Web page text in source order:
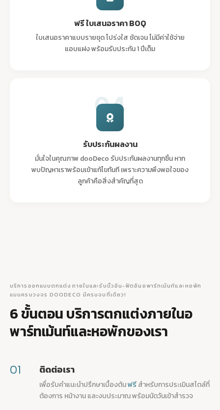
ฟรี ใบเสนอราคา BOQ
ใบเสนอราคาแบบรายชุด โปร่งใส ชัดเจน ไม่มีค่าใช้จ่าย
แอบแฝง พร้อมรับประกัน 1 ปีเต็ม
04
รับประกันผลงาน
มั่นใจในคุณภาพ dooDeco รับประกันผลงานทุกชิ้น หาก
พบปัญหาเราพร้อมเข้าแก้ไขทันที เพราะความพึงพอใจของ
ลูกค้าคือสิ่งสำคัญที่สุด
บริการออกแบบตกแต่งภายในและรับบิ้วอิน-ฟิตอินอพาร์ทเม้นท์และหอพัก
แบบครบวงจร DOODECO มีครบจบที่เดียว!
6 ขั้นตอน บริการตกแต่งภายในอ
พาร์ทเม้นท์และหอพักของเรา
01 ติดต่อเรา
เพื่อรับคำแนะนำปรึกษาเบื้องต้นฟรีสำหรับการประเมินสไตล์ที่
ต้องการ หน้างาน และงบประมาณ พร้อมนัดวันเข้าสำรวจ